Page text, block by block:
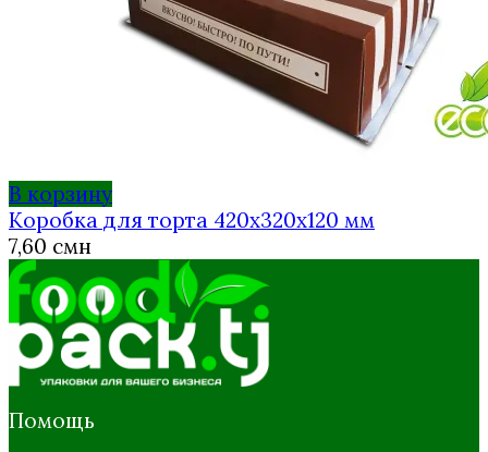
В корзину
Коробка для торта 420х320х120 мм
7,60 смн
Помощь